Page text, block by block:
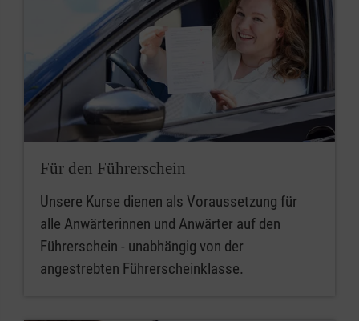
Für den Führerschein
Unsere Kurse dienen als Voraussetzung für
alle Anwärterinnen und Anwärter auf den
Führerschein - unabhängig von der
angestrebten Führerscheinklasse.